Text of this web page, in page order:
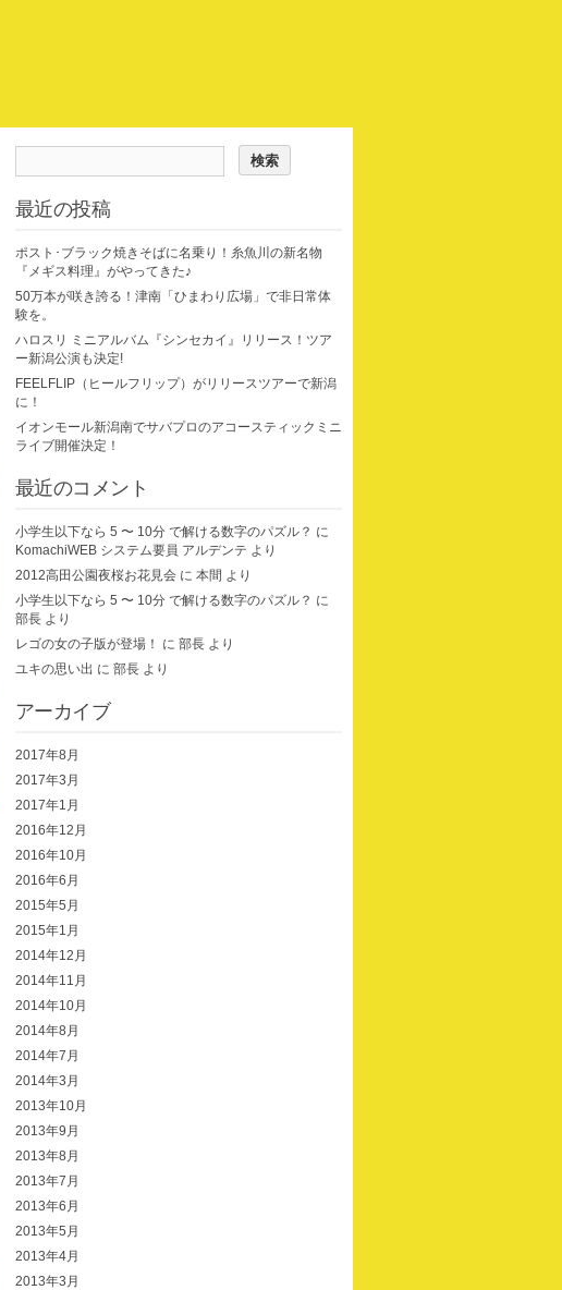
最近の投稿
ポスト･ブラック焼きそばに名乗り！糸魚川の新名物
『メギス料理』がやってきた♪
50万本が咲き誇る！津南「ひまわり広場」で非日常体
験を。
ハロスリ ミニアルバム『シンセカイ』リリース！ツア
ー新潟公演も決定!
FEELFLIP（ヒールフリップ）がリリースツアーで新潟
に！
イオンモール新潟南でサバプロのアコースティックミニ
ライブ開催決定！
最近のコメント
小学生以下なら 5 〜 10分 で解ける数字のパズル？ に
KomachiWEB システム要員 アルデンテ より
2012高田公園夜桜お花見会 に 本間 より
小学生以下なら 5 〜 10分 で解ける数字のパズル？ に
部長 より
レゴの女の子版が登場！
に 部長 より
ユキの思い出 に 部長 より
アーカイブ
2017年8月
2017年3月
2017年1月
2016年12月
2016年10月
2016年6月
2015年5月
2015年1月
2014年12月
2014年11月
2014年10月
2014年8月
2014年7月
2014年3月
2013年10月
2013年9月
2013年8月
2013年7月
2013年6月
2013年5月
2013年4月
2013年3月